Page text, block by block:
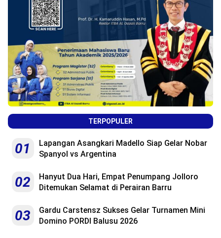
TERPOPULER
01
Lapangan Asangkari Madello Siap Gelar Nobar
Spanyol vs Argentina
02
Hanyut Dua Hari, Empat Penumpang Jolloro
Ditemukan Selamat di Perairan Barru
03
Gardu Carstensz Sukses Gelar Turnamen Mini
Domino PORDI Balusu 2026